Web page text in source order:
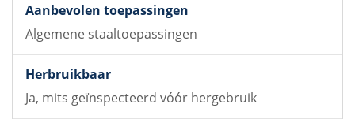
Nord-Lock maatbereik
Algemene staaltoepassingen
Ja, mits geïnspecteerd vóór hergebruik